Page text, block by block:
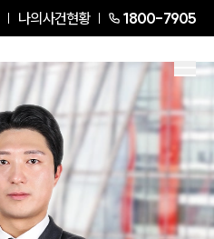
나의사건현황 1800-7905